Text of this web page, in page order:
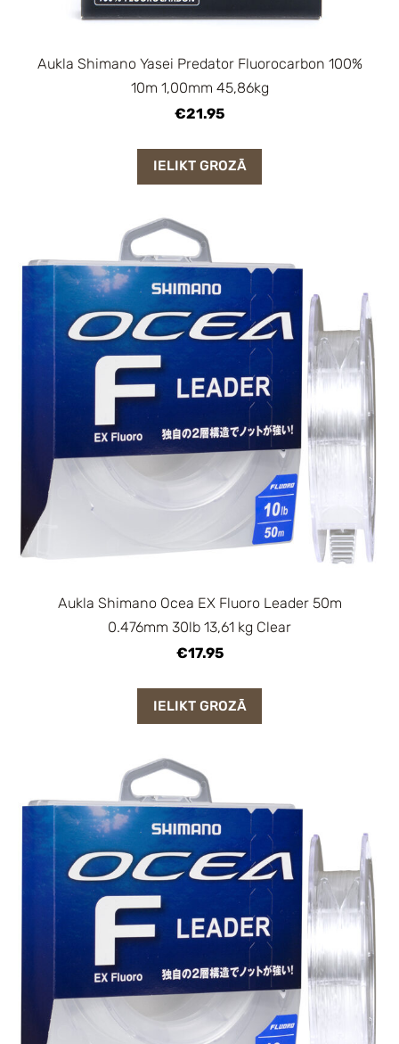
Aukla Shimano Yasei Predator Fluorocarbon 100%
10m 1,00mm 45,86kg
€21.95
IELIKT GROZĀ
Aukla Shimano Ocea EX Fluoro Leader 50m
0.476mm 30lb 13,61 kg Clear
€17.95
IELIKT GROZĀ